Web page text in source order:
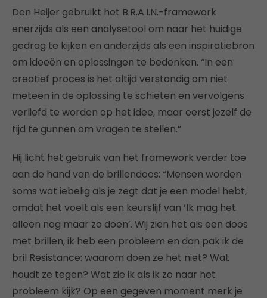
Den Heijer gebruikt het B.R.A.I.N.-framework
enerzijds als een analysetool om naar het huidige
gedrag te kijken en anderzijds als een inspiratiebron
om ideeën en oplossingen te bedenken. “In een
creatief proces is het altijd verstandig om niet
meteen in de oplossing te schieten en vervolgens
verliefd te worden op het idee, maar eerst jezelf de
tijd te gunnen om vragen te stellen.”
Hij licht het gebruik van het framework verder toe
aan de hand van de brillendoos: “Mensen worden
soms wat iebelig als je zegt dat je een model hebt,
omdat het voelt als een keurslijf van ‘Ik mag het
alleen nog maar zo doen’. Wij zien het als een doos
met brillen, ik heb een probleem en dan pak ik de
bril Resistance: waarom doen ze het niet? Wat
houdt ze tegen? Wat zie ik als ik zo naar het
probleem kijk? Op een gegeven moment merk je